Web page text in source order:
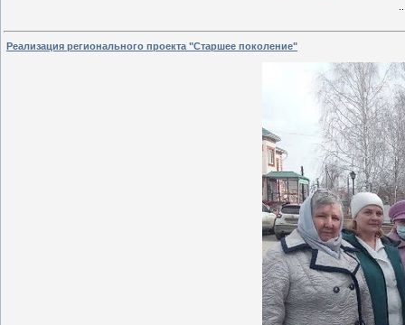
Реализация регионального проекта "Старшее поколение"